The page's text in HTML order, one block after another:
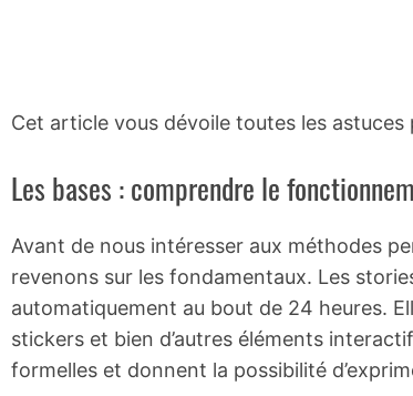
Cet article vous dévoile toutes les
Les bases : comprendre le
Avant de nous intéresser aux méthodes
revenons sur les fondamentaux. Les
automatiquement au bout de 24 heures.
stickers et bien d’autres éléments
formelles et donnent la possibilité